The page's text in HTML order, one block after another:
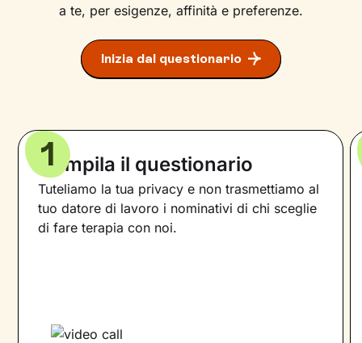
a te, per esigenze, affinità e preferenze.
Inizia dal questionario
Compila il questionario
Tuteliamo la tua privacy e non trasmettiamo al
tuo datore di lavoro i nominativi di chi sceglie
di fare terapia con noi.
1